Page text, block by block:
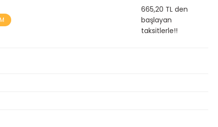
665,20 TL den
başlayan
taksitlerle!!